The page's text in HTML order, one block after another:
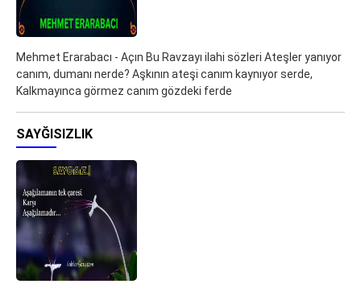
Mehmet Erarabacı - Açın Bu Ravzayı ilahi sözleri Ateşler yanıyor
canım, dumanı nerde? Aşkının ateşi canım kaynıyor serde,
Kalkmayınca görmez canım gözdeki ferde
SAYĞISIZLIK